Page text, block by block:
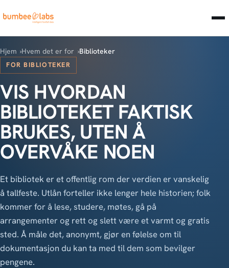
Hjem Hvem det er for Biblioteker
FOR BIBLIOTEKER
VIS HVORDAN
BIBLIOTEKET FAKTISK
BRUKES, UTEN Å
OVERVÅKE NOEN
Et bibliotek er et offentlig rom der verdien er vanskelig
å tallfeste. Utlån forteller ikke lenger hele historien; folk
kommer for å lese, studere, møtes, gå på
arrangementer og rett og slett være et varmt og gratis
sted. Å måle det, anonymt, gjør en følelse om til
dokumentasjon du kan ta med til dem som bevilger
pengene.